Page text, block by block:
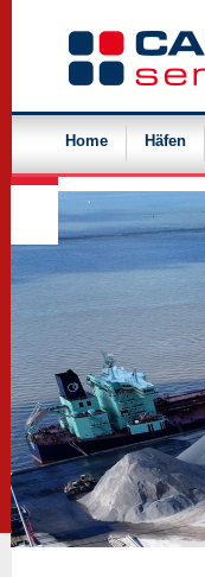
Navigation
überspringen
Home Häfen